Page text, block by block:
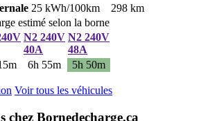
25 kWh/100km
298 km
estimé selon la borne
N2 240V
40A
N2 240V
48A
6h 55m 5h 50m
Voir tous les véhicules
chez Bornedecharge.ca